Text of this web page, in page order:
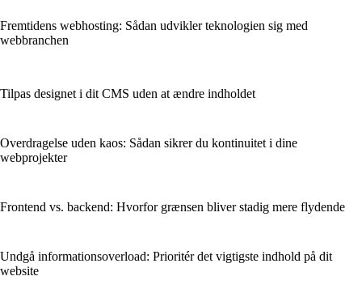
Fremtidens webhosting: Sådan udvikler teknologien sig med
webbranchen
Tilpas designet i dit CMS uden at ændre indholdet
Overdragelse uden kaos: Sådan sikrer du kontinuitet i dine
webprojekter
Frontend vs. backend: Hvorfor grænsen bliver stadig mere flydende
Undgå informationsoverload: Prioritér det vigtigste indhold på dit
website